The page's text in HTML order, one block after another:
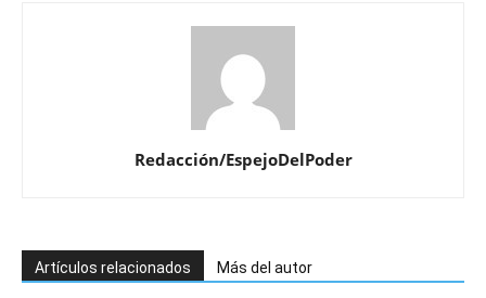
Redacción/EspejoDelPoder
Artículos relacionados Más del autor